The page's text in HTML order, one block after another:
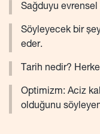
Sağduyu evrensel
Söyleyecek bir
eder.
Tarih nedir?
Optimizm: Aciz
olduğunu